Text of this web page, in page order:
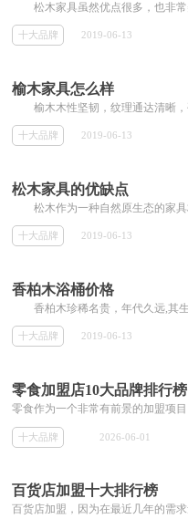
十大品牌 2019-06-13
榆木家具怎么样
十大品牌 2019-06-13
松木家具的优缺点
十大品牌 2019-06-13
香柏木浴桶价格
十大品牌 2019-06-13
零食加盟店10大品牌排行榜
十大品牌 2026-06-01
百货店加盟十大排行榜